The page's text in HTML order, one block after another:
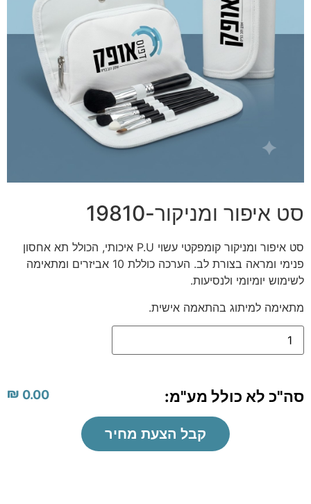
סט איפור ומניקור-19810
סט איפור ומניקור קומפקטי עשוי P.U איכותי, הכולל תא אחסון
פנימי ומראה בצורת לב. הערכה כוללת 10 אביזרים ומתאימה
לשימוש יומיומי ולנסיעות.
מתאימה למיתוג בהתאמה אישית.
סה"כ לא כולל מע"מ: ₪ 0.00
קבל הצעת מחיר